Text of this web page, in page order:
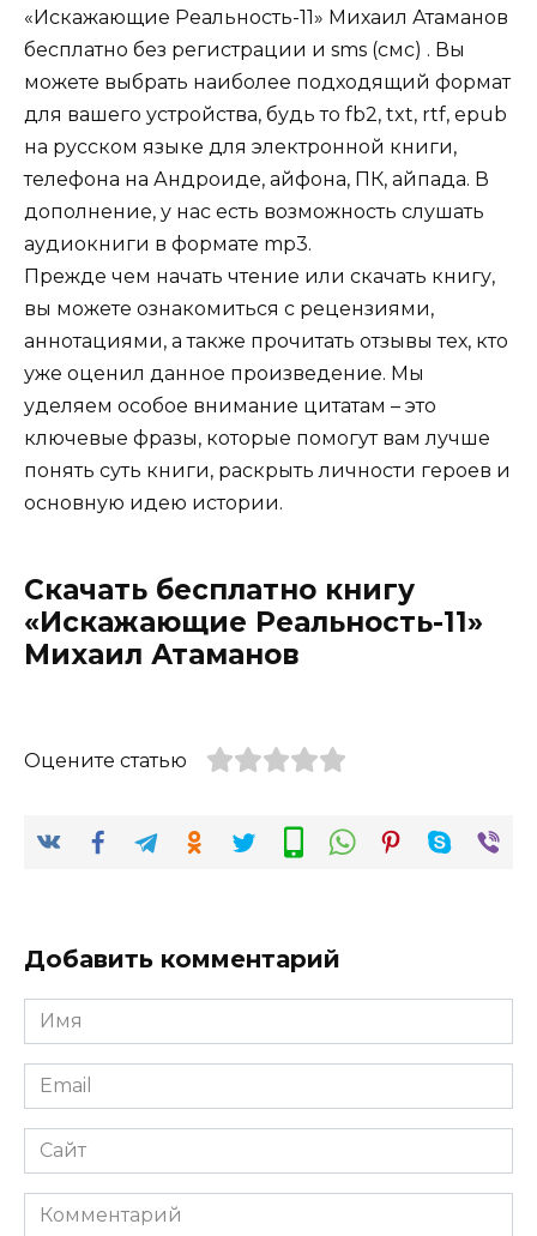
«Искажающие Реальность-11» Михаил Атаманов
бесплатно без регистрации и sms (смс) . Вы
можете выбрать наиболее подходящий формат
для вашего устройства, будь то fb2, txt, rtf, epub
на русском языке для электронной книги,
телефона на Андроиде, айфона, ПК, айпада. В
дополнение, у нас есть возможность слушать
аудиокниги в формате mp3.
Прежде чем начать чтение или скачать книгу,
вы можете ознакомиться с рецензиями,
аннотациями, а также прочитать отзывы тех, кто
уже оценил данное произведение. Мы
уделяем особое внимание цитатам – это
ключевые фразы, которые помогут вам лучше
понять суть книги, раскрыть личности героев и
основную идею истории.
Скачать бесплатно книгу
«Искажающие Реальность-11»
Михаил Атаманов
Оцените статью
Добавить комментарий
Имя
*
Email
*
Сайт
Комментарий